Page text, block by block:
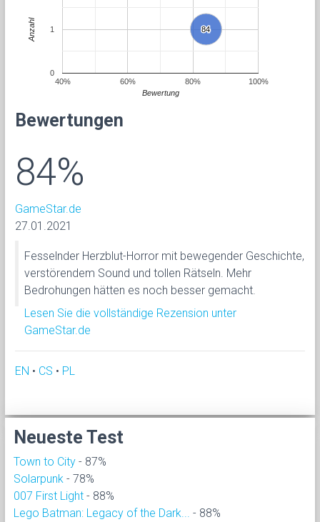
84
84
40% 60% 80% 100%
0
1
Bewertung
Anzahl
Bewertungen
84%
GameStar.de
27.01.2021
Fesselnder Herzblut-Horror mit bewegender Geschichte,
verstörendem Sound und tollen Rätseln. Mehr
Bedrohungen hätten es noch besser gemacht.
Lesen Sie die vollständige Rezension unter
GameStar.de
EN • CS • PL
Neueste Test
Town to City - 87%
Solarpunk - 78%
007 First Light - 88%
Lego Batman: Legacy of the Dark...
- 88%